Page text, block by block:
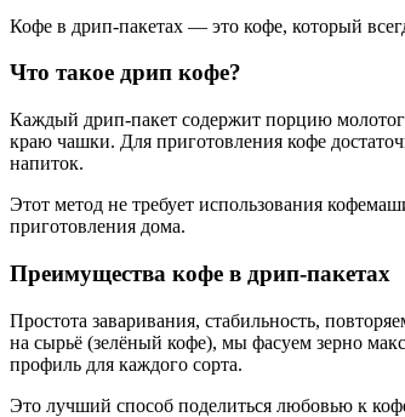
Кофе в дрип-пакетах — это кофе, который
Что такое дрип кофе?
Каждый дрип-пакет содержит порцию
краю чашки. Для приготовления кофе
напиток.
Этот метод не требует использования
приготовления дома.
Преимущества кофе в дрип-пакетах
Простота заваривания, стабильность,
на сырьё (зелёный кофе), мы фасуем зерно
профиль для каждого сорта.
Это лучший способ поделиться любовью к